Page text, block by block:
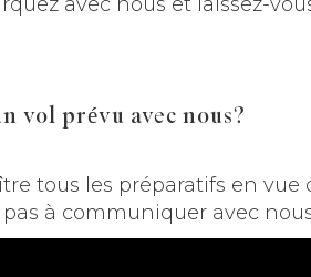
vol prévu avec nous?
tous les préparatifs en vue
à communiquer avec